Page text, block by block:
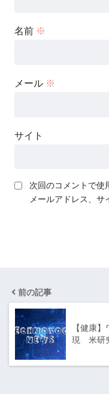
名前 ※
メール ※
サイト
次回のコメントで使
メールアドレス、サ
前の記事
【健康
現 米研